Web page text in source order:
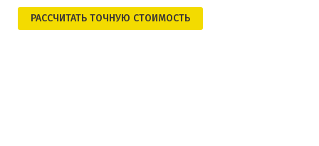
РАСCЧИТАТЬ ТОЧНУЮ СТОИМОСТЬ